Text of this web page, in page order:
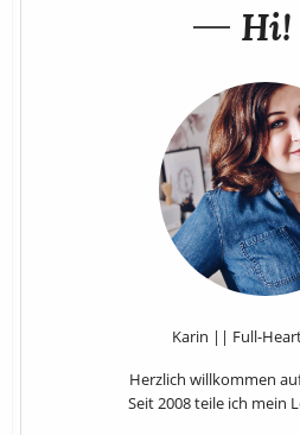
Hi!
Karin || Full-
Herzlich willkommen
Seit 2008 teile ich mein